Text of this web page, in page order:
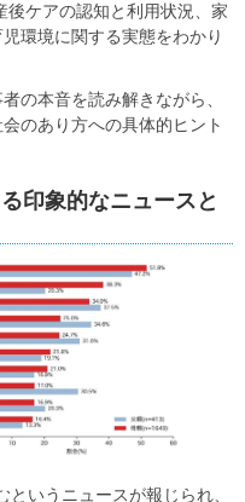
ケアの認知と利用状況、家
環境に関する実態をわかり
の本音を読み解きながら、
のあり方への具体的ヒント
印象的なニュースと
いうニュースが報じられ、